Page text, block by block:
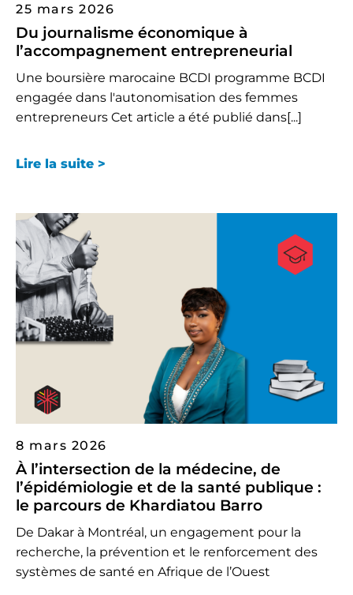
25 mars 2026
Du journalisme économique à
l’accompagnement entrepreneurial
Une boursière marocaine BCDI programme BCDI
engagée dans l'autonomisation des femmes
entrepreneurs Cet article a été publié dans[...]
Lire la suite >
8 mars 2026
À l’intersection de la médecine, de
l’épidémiologie et de la santé publique :
le parcours de Khardiatou Barro
De Dakar à Montréal, un engagement pour la
recherche, la prévention et le renforcement des
systèmes de santé en Afrique de l’Ouest